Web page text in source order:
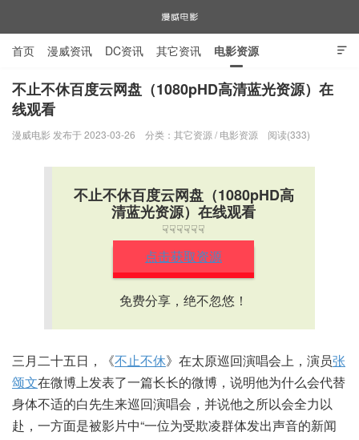
漫威电影

首页 漫威资讯 DC资讯 其它资讯 电影资源
电视剧资源 漫威图片
不止不休百度云网盘（1080pHD高清蓝光资源）在
线观看
漫威电影 发布于 2023-03-26 分类： 其它资源 / 电影资源 阅读(333)
不止不休百度云网盘（1080pHD高
清蓝光资源）在线观看
☟☟☟☟☟☟
点击获取资源
免费分享，绝不忽悠！
三月二十五日，《不止不休》在太原巡回演唱会上，演员张
颂文在微博上发表了一篇长长的微博，说明他为什么会代替
身体不适的白先生来巡回演唱会，并说他之所以会全力以
赴，一方面是被影片中“一位为受欺凌群体发出声音的新闻